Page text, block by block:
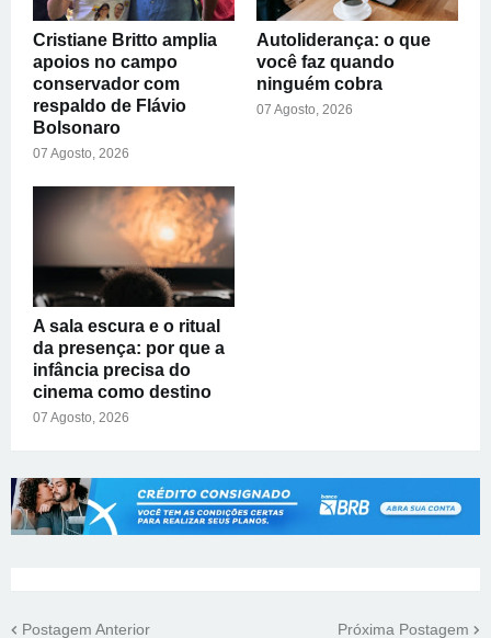
Cristiane Britto amplia
apoios no campo
conservador com
respaldo de Flávio
Bolsonaro
07 Agosto, 2026
Autoliderança: o que
você faz quando
ninguém cobra
07 Agosto, 2026
A sala escura e o ritual
da presença: por que a
infância precisa do
cinema como destino
07 Agosto, 2026
Postagem Anterior Próxima Postagem